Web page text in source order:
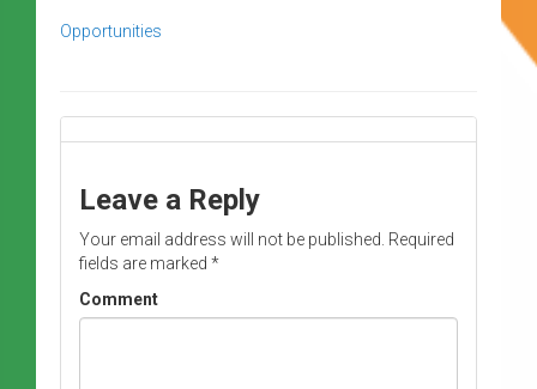
Opportunities
Leave a Reply
Your email address will not be published. Required
fields are marked *
Comment